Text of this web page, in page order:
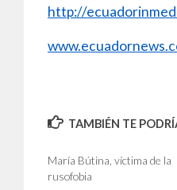
http://
TAMBIÉN TE
María Bútina, víctima de la
rusofobia